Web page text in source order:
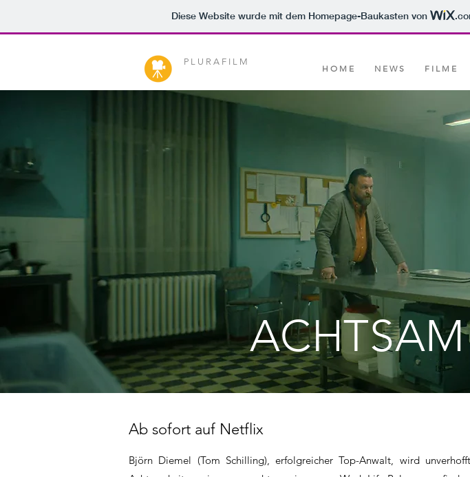
Diese Website wurde mit dem Homepage-Baukasten von
P L U R A F I L M
H O M E N E W S F I L M E
Ab sofort auf Netflix
Björn Diemel (Tom Schilling), erfolgreicher Top-Anwalt, wird